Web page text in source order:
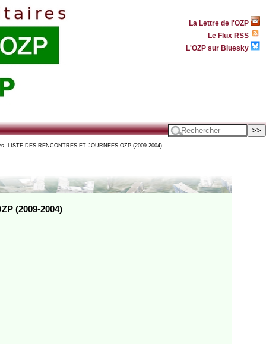
La Lettre de l'OZP
Le Flux RSS
L'OZP sur Bluesky
LISTE DES RENCONTRES ET JOURNEES OZP (2009-2004)
(2009-2004)